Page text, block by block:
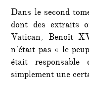
Dans le second
dont des extraits
Vatican, Benoît
n’était pas « le
était
simplement une